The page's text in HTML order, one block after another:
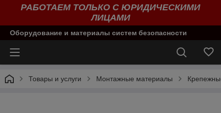
РАБОТАЕМ ТОЛЬКО С ЮРИДИЧЕСКИМИ
ЛИЦАМИ
Оборудование и материалы систем безопасности
Товары и услуги Монтажные материалы